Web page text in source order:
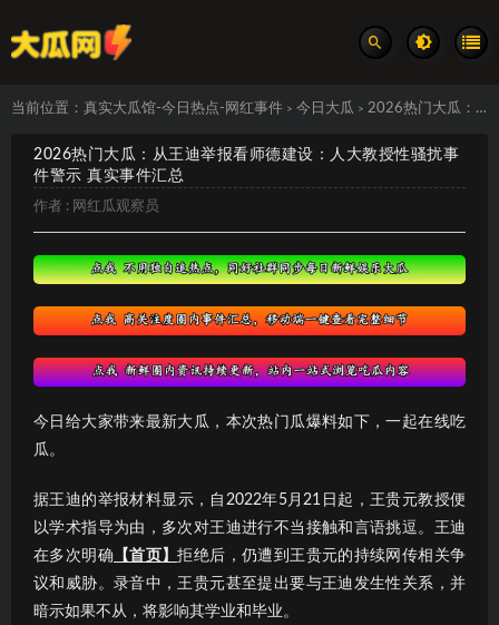
当前位置： 真实大瓜馆-今日热点-网红事件 > 今日大瓜 > 2026热门大瓜：从王迪举报看师德建设：人大教授性骚扰事件警示 真实事件汇总
2026热门大瓜：从王迪举报看师德建设：人大教授性骚扰事
件警示 真实事件汇总
作者 : 网红瓜观察员
今日给大家带来最新大瓜，本次热门瓜爆料如下，一起在线吃
瓜。
据王迪的举报材料显示，自2022年5月21日起，王贵元教授便
以学术指导为由，多次对王迪进行不当接触和言语挑逗。王迪
在多次明确 【首页】拒绝后，仍遭到王贵元的持续网传相关争
议和威胁。录音中，王贵元甚至提出要与王迪发生性关系，并
暗示如果不从，将影响其学业和毕业。